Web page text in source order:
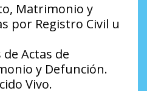
Matrimonio y
por Registro Civil u
Actas de
y Defunción.
Vivo.